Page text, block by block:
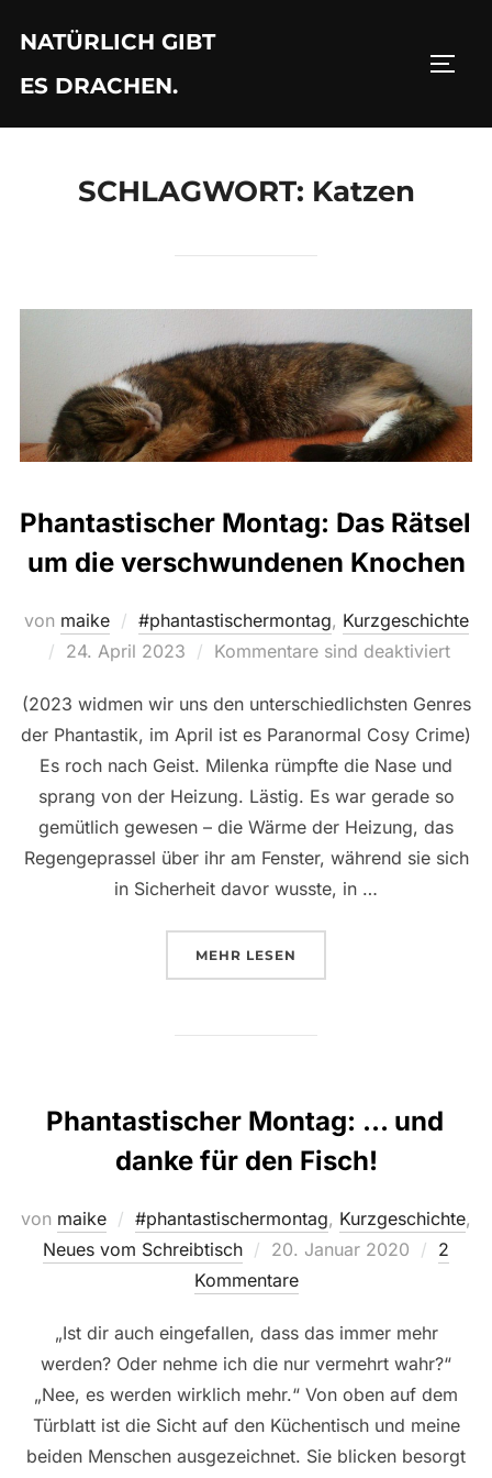
Inhalten
springen
NATÜRLICH GIBT
ES DRACHEN.
SCHLAGWORT: Katzen
Phantastischer Montag: Das Rätsel
um die verschwundenen Knochen
von maike #phantastischermontag, Kurzgeschichte
Veröffentlicht
24. April 2023 Kommentare sind deaktiviert
(2023 widmen wir uns den unterschiedlichsten Genres
der Phantastik, im April ist es Paranormal Cosy Crime)
Es roch nach Geist. Milenka rümpfte die Nase und
sprang von der Heizung. Lästig. Es war gerade so
gemütlich gewesen – die Wärme der Heizung, das
Regengeprassel über ihr am Fenster, während sie sich
in Sicherheit davor wusste, in …
MEHR ÜBER „PHANTASTISCHER
LESEN
Phantastischer Montag: … und
danke für den Fisch!
von maike #phantastischermontag, Kurzgeschichte,
Neues vom Schreibtisch
Veröffentlicht
am
20. Januar 2020
2
Kommentare
„Ist dir auch eingefallen, dass das immer mehr
werden? Oder nehme ich die nur vermehrt wahr?“
„Nee, es werden wirklich mehr.“ Von oben auf dem
Türblatt ist die Sicht auf den Küchentisch und meine
beiden Menschen ausgezeichnet. Sie blicken besorgt